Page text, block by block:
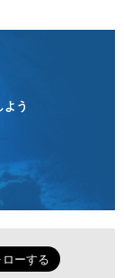
込) 器材 / 送迎 / 保
の方や初心者でも
う